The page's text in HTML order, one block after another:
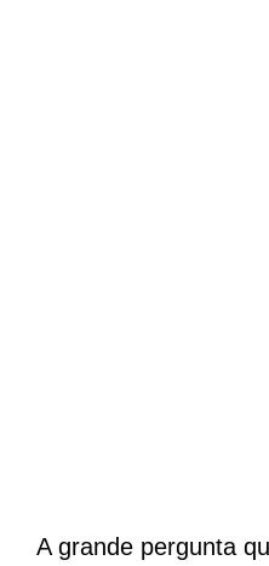
A grande pergunta